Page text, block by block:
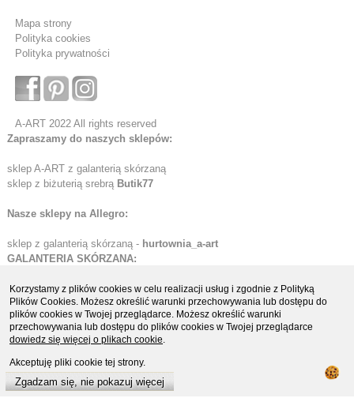
Mapa strony
Polityka cookies
Polityka prywatności
A-ART 2022 All rights reserved
Zapraszamy do naszych sklepów:
sklep A-ART z galanterią skórzaną
sklep z biżuterią srebrą Butik77
Nasze sklepy na Allegro:
sklep z galanterią skórzaną - hurtownia_a-art
GALANTERIA SKÓRZANA:
Etui skórzane
Portfele skórzane
Organizery i biwuary
Teczki i aktówki skórzane
Teczki ze skóry naturalnej
Teczki i torby młodzieżowe
Teczki ze skóry ekologicznej
Korzystamy z plików cookies w celu realizacji usług i zgodnie z Polityką
Plików Cookies. Możesz określić warunki przechowywania lub dostępu do
plików cookies w Twojej przeglądarce. Możesz określić warunki
przechowywania lub dostępu do plików cookies w Twojej przeglądarce
dowiedz się więcej o plikach cookie.
Akceptuję pliki cookie tej strony.
Zgadzam się, nie pokazuj więcej